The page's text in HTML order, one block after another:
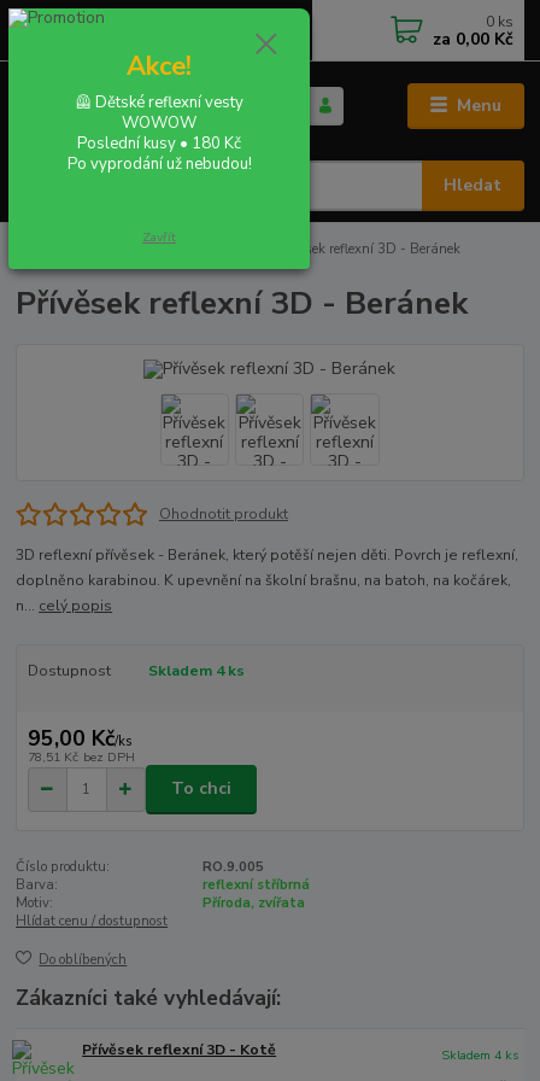
Menu
CZK
Hledat
+420 702 855 412
0 ks
za 0,00 Kč
REFLEXNÍ ZVÍŘÁTKA - 3D Přívěsek reflexní 3D - Beránek
Přívěsek reflexní 3D - Beránek
Ohodnotit produkt
3D reflexní přívěsek - Beránek, který potěší nejen děti. Povrch je reflexní,
doplněno karabinou. K upevnění na školní brašnu, na batoh, na kočárek,
n... celý popis
Dostupnost Skladem 4 ks
95,00 Kč/ks
78,51 Kč bez DPH
To chci
Číslo produktu:
RO.9.005
Barva:
reflexní stříbrná
Motiv:
Příroda, zvířata
Hlídat cenu / dostupnost
Do oblíbených
Zákazníci také vyhledávají:
Přívěsek reflexní 3D - Kotě Skladem 4 ks
Akce!
🦺 Dětské reflexní vesty
WOWOW
Poslední kusy • 180 Kč
Po vyprodání už nebudou!
Zavřít